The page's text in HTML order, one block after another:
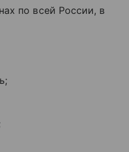
по всей России, в